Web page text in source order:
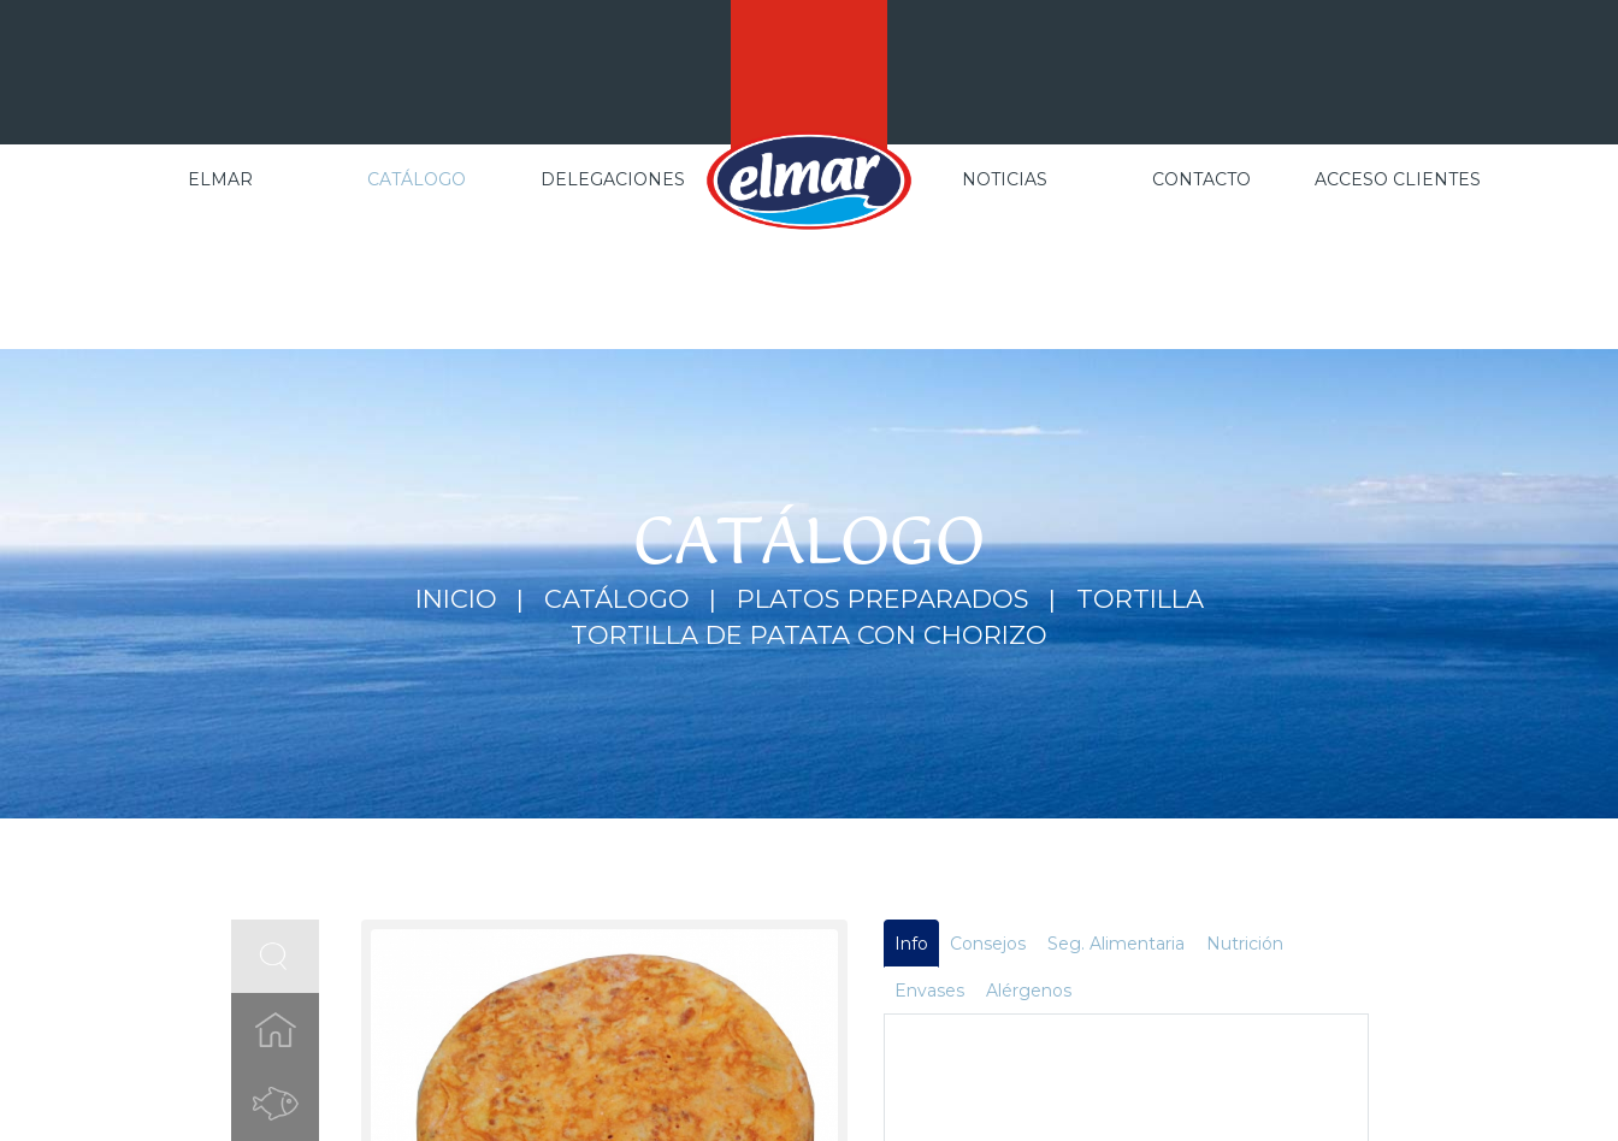
ELMAR CATÁLOGO DELEGACIONES NOTICIAS CONTACTO ACCESO CLIENTES
CATÁLOGO
INICIO CATÁLOGO PLATOS PREPARADOS
TORTILLA
TORTILLA DE PATATA CON CHORIZO
Info Consejos Seg. Alimentaria Nutrición
Envases Alérgenos